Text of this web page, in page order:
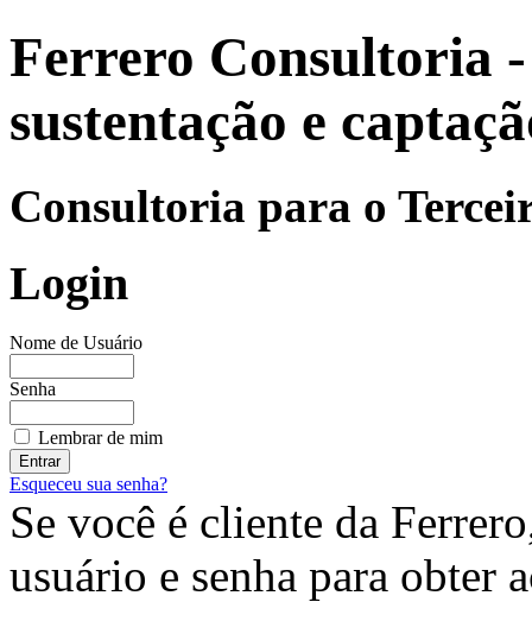
Ferrero Consultoria
sustentação e
Consultoria para o
Login
Nome de Usuário
Senha
Lembrar de mim
Esqueceu sua senha?
Se você é cliente da
usuário e senha para obter